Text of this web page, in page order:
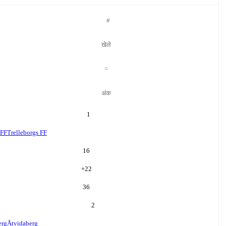
#
खेले
=
अंक
1
Trelleborgs FF
16
+22
36
2
Åtvidaberg